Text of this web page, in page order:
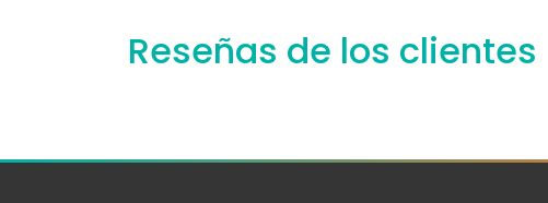
Reseñas de los clientes